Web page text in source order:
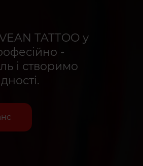
TATTOO у
-
і створимо